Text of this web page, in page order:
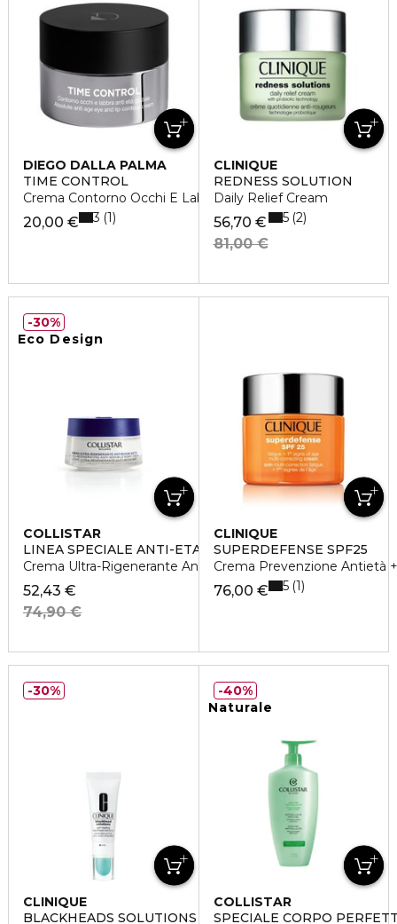
DIEGO DALLA PALMA
TIME CONTROL
Crema Contorno Occhi E Labbra Anti Età Globale
20,00 € 3 1
CLINIQUE
REDNESS SOLUTION
Daily Relief Cream
56,70 €
81,00 €
5 2
Eco Design
COLLISTAR
LINEA SPECIALE ANTI-ETA'
Crema Ultra-Rigenerante Antirughe Notte
52,43 €
74,90 €
30%
CLINIQUE
SUPERDEFENSE SPF25
Crema Prevenzione Antietà
76,00 € 5 1
CLINIQUE
BLACKHEADS SOLUTIONS
30%
Naturale
COLLISTAR
SPECIALE CORPO
40%